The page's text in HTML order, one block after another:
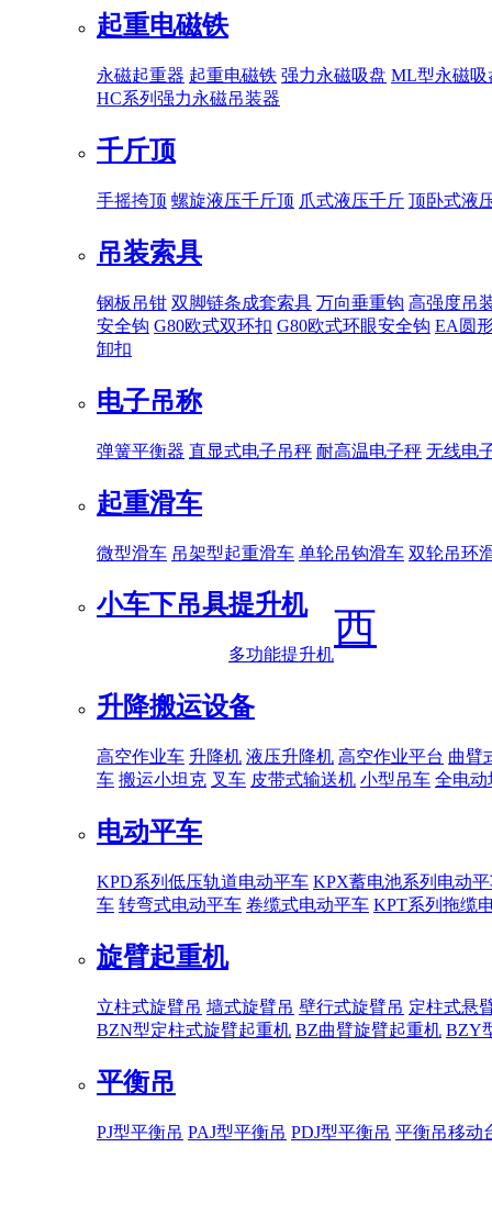
起重电磁铁
永磁起重器 起重电磁铁 强力永磁吸盘 ML型永磁吸
HC系列强力永磁吊装器
千斤顶
手摇挎顶 螺旋液压千斤顶 爪式液压千斤 顶卧式液
吊装索具
钢板吊钳 双脚链条成套索具 万向垂重钩 高强度吊
安全钩 G80欧式双环扣 G80欧式环眼安全钩 EA圆
卸扣
电子吊称
弹簧平衡器 直显式电子吊秤 耐高温电子秤 无线电
起重滑车
微型滑车 吊架型起重滑车 单轮吊钩滑车 双轮吊环
小车下吊具提升机
多功能提升机
升降搬运设备
高空作业车 升降机 液压升降机 高空作业平台 曲臂
车 搬运小坦克 叉车 皮带式输送机 小型吊车 全电动
电动平车
KPD系列低压轨道电动平车 KPX蓄电池系列电动
车 转弯式电动平车 卷缆式电动平车 KPT系列拖缆
旋臂起重机
立柱式旋臂吊 墙式旋臂吊 壁行式旋臂吊 定柱式悬
BZN型定柱式旋臂起重机 BZ曲臂旋臂起重机 BZY
平衡吊
PJ型平衡吊 PAJ型平衡吊 PDJ型平衡吊 平衡吊移动
西